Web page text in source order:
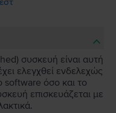
συσκευή είναι αυτή
ελεγχθεί ενδελεχώς
software όσο και το
επισκευάζεται με